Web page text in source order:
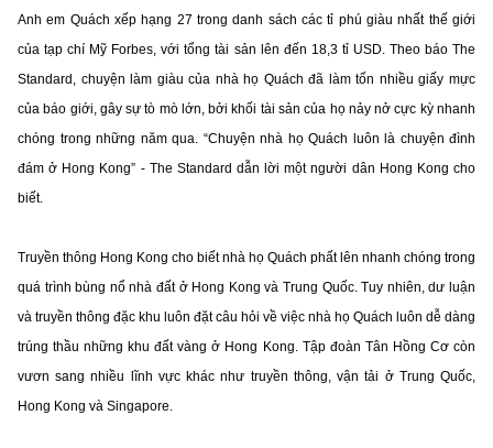
Anh em Quách xếp hạng 27 trong danh sách các tỉ phú giàu nhất thế giới
của tạp chí Mỹ Forbes, với tổng tài sản lên đến 18,3 tỉ USD. Theo báo The
Standard, chuyện làm giàu của nhà họ Quách đã làm tốn nhiều giấy mực
của báo giới, gây sự tò mò lớn, bởi khối tài sản của họ nảy nở cực kỳ nhanh
chóng trong những năm qua. “Chuyện nhà họ Quách luôn là chuyện đình
đám ở Hong Kong” - The Standard dẫn lời một người dân Hong Kong cho
biết.
Truyền thông Hong Kong cho biết nhà họ Quách phất lên nhanh chóng trong
quá trình bùng nổ nhà đất ở Hong Kong và Trung Quốc. Tuy nhiên, dư luận
và truyền thông đặc khu luôn đặt câu hỏi về việc nhà họ Quách luôn dễ dàng
trúng thầu những khu đất vàng ở Hong Kong. Tập đoàn Tân Hồng Cơ còn
vươn sang nhiều lĩnh vực khác như truyền thông, vận tải ở Trung Quốc,
Hong Kong và Singapore.